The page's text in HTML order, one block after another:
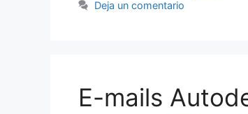
Deja un comentario
E-mails